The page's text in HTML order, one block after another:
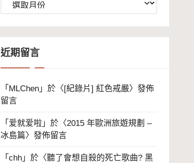
近期留言
「 MLChen」於〈[紀錄片] 紅色戒嚴〉發佈
留言
「 爱就爱啦 」於〈2015 年歐洲旅遊規劃 –
冰島篇〉發佈留言
「 chh」於〈聽了會想自殺的死亡歌曲? 黑